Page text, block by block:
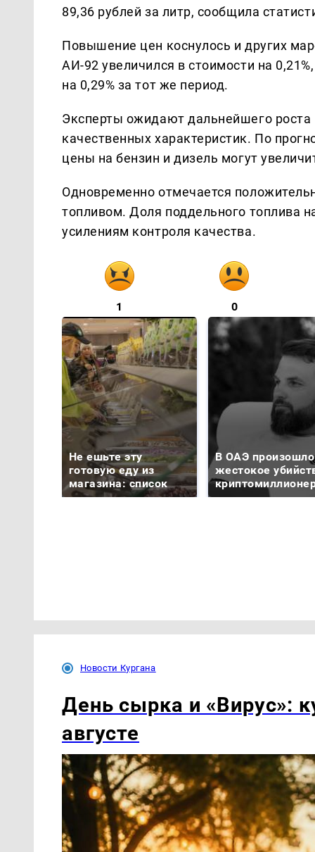
89,36 рублей за литр, сообщила
Повышение цен коснулось и других
АИ-92 увеличился в стоимости на
на 0,29% за тот же период.
Эксперты ожидают дальнейшего
качественных характеристик. По
цены на бензин и дизель могут
Одновременно отмечается
топливом. Доля поддельного топлива
усилениям контроля качества.
1 0
Не ешьте эту
готовую еду из
магазина: список
В ОАЭ произошло
жестокое
Новости Кургана
День сырка и «Вирус»:
августе